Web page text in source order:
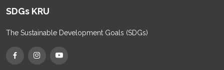
SDGs KRU
The Sustainable Development Goals (SDGs)